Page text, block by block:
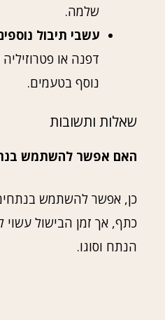
שלמה.
עשבי תיבול
דפנה או
נוסף בטעמים.
שאלות ותשובות
האם אפשר להשתמש
כן, אפשר להשתמש
כתף, אך זמן הבישול
הנתח וסוגו.